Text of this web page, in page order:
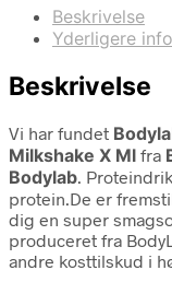
Beskrivelse
Yderligere
Beskrivelse
Vi har fundet
Milkshake X Ml fra
Bodylab.
protein.De er
dig en super
produceret fra
andre kosttilskud i